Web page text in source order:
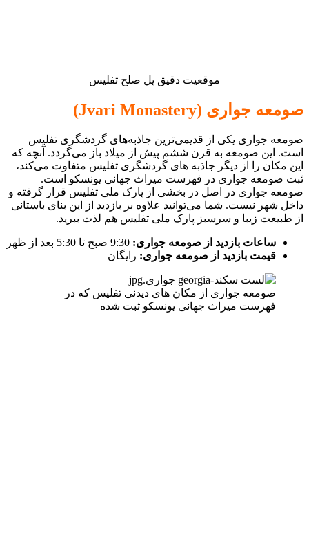
موقعیت دقیق پل صلح تفلیس
صومعه جواری (Jvari Monastery)
صومعه جواری یکی از قدیمی‌ترین جاذبه‌های گردشگری تفلیس
است. این صومعه به قرن ششم پیش از میلاد باز می‌گردد. آنچه که
این مکان را از دیگر جاذبه های گردشگری تفلیس متفاوت می‌کند،
ثبت صومعه جواری در فهرست میراث جهانی یونسکو است.
صومعه جواری در اصل در بخشی از پارک ملی تفلیس قرار گرفته و
داخل شهر نیست. شما می‌توانید علاوه بر بازدید از این بنای باستانی
از طبیعت زیبا و سرسبز پارک ملی تفلیس هم لذت ببرید.
ساعات بازدید از صومعه جواری:
قیمت بازدید از صومعه جواری: رایگان
صومعه جواری از مکان های دیدنی تفلیس که در
فهرست میراث جهانی یونسکو ثبت شده